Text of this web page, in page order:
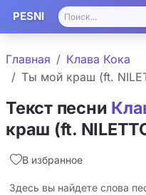
PESNI
Главная
Клава Кока
Ты мой краш (ft.
Текст песни
краш (ft.
В избранное
Здесь вы найдете слова